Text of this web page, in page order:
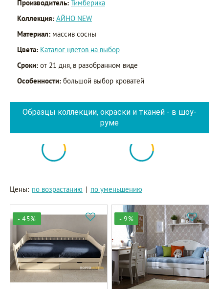
Производитель: Тимберика
Коллекция: АЙНО NEW
Материал: массив сосны
Цвета: Каталог цветов на выбор
Сроки: от 21 дня, в разобранном виде
Особенности: большой выбор кроватей
Образцы коллекции, окраски и тканей - в шоу-
руме
Цены: по возрастанию | по уменьшению
- 45% - 9%